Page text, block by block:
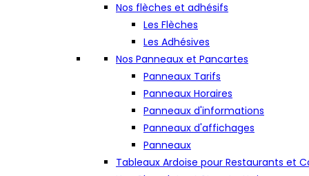
Nos flèches et adhésifs
Les Flèches
Les Adhésives
Nos Panneaux et Pancartes
Panneaux Tarifs
Panneaux Horaires
Panneaux d'informations
Panneaux d'affichages
Panneaux
Tableaux Ardoise pour Restaurants et